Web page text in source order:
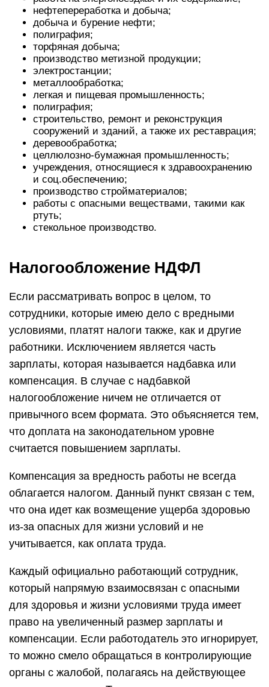
нефтепереработка и добыча;
добыча и бурение нефти;
полиграфия;
торфяная добыча;
производство метизной продукции;
электростанции;
металлообработка;
легкая и пищевая промышленность;
полиграфия;
строительство, ремонт и реконструкция
сооружений и зданий, а также их реставрация;
деревообработка;
целлюлозно-бумажная промышленность;
учреждения, относящиеся к здравоохранению
и соц.обеспечению;
производство стройматериалов;
работы с опасными веществами, такими как
ртуть;
стекольное производство.
Налогообложение НДФЛ
Если рассматривать вопрос в целом, то
сотрудники, которые имею дело с вредными
условиями, платят налоги также, как и другие
работники. Исключением является часть
зарплаты, которая называется надбавка или
компенсация. В случае с надбавкой
налогообложение ничем не отличается от
привычного всем формата. Это объясняется тем,
что доплата на законодательном уровне
считается повышением зарплаты.
Компенсация за вредность работы не всегда
облагается налогом. Данный пункт связан с тем,
что она идет как возмещение ущерба здоровью
из-за опасных для жизни условий и не
учитывается, как оплата труда.
Каждый официально работающий сотрудник,
который напрямую взаимосвязан с опасными
для здоровья и жизни условиями труда имеет
право на увеличенный размер зарплаты и
компенсации. Если работодатель это игнорирует,
то можно смело обращаться в контролирующие
органы с жалобой, полагаясь на действующее